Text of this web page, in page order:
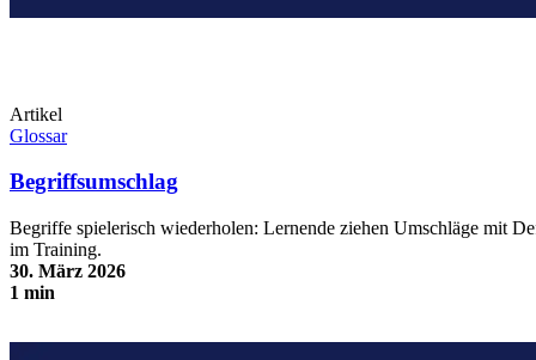
Artikel
Glossar
Begriffsumschlag
Begriffe spielerisch wiederholen: Lernende ziehen Umschläge mit
im Training.
30. März 2026
1 min